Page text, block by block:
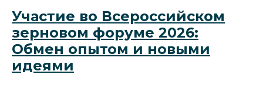
Участие во Всероссийском
зерновом форуме 2026:
Обмен опытом и новыми
идеями